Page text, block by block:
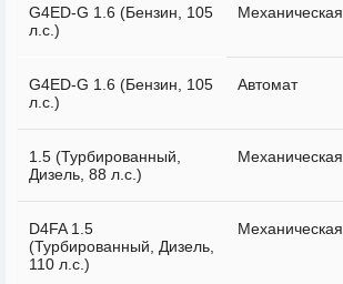
G4ED-G 1.6 (Бензин, 105
л.с.)
Механическая
G4ED-G 1.6 (Бензин, 105
л.с.)
Автомат
1.5 (Турбированный,
Дизель, 88 л.с.)
Механическая
D4FA 1.5
(Турбированный, Дизель,
110 л.с.)
Механическая